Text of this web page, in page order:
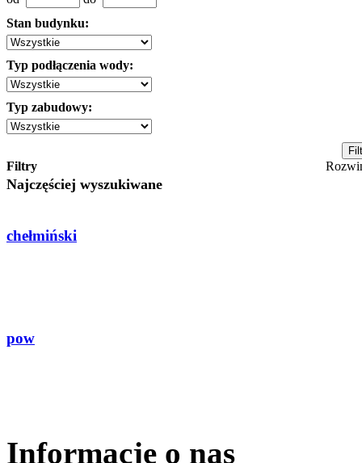
Stan budynku:
Typ podłączenia wody:
Typ zabudowy:
Filtry
Najczęściej wyszukiwane
chełmiński
pow
Informacje o nas